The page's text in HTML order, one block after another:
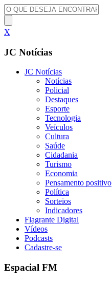
X
JC Notícias
JC Notícias
Notícias
Policial
Destaques
Esporte
Tecnologia
Veículos
Cultura
Saúde
Cidadania
Turismo
Economia
Pensamento positivo
Política
Sorteios
Indicadores
Flagrante Digital
Vídeos
Podcasts
Cadastre-se
Espacial FM